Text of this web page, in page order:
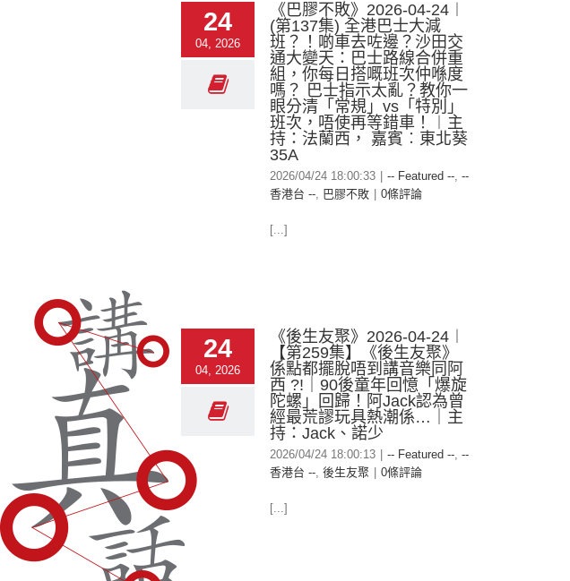
24
04, 2026
《巴膠不敗》2026-04-24︱
(第137集) 全港巴士大減
班？！啲車去咗邊？沙田交
通大變天：巴士路線合併重
組，你每日搭嘅班次仲喺度
嗎？ 巴士指示太亂？教你一
眼分清「常規」vs「特別」
班次，唔使再等錯車！︱主
持：法蘭西， 嘉賓︰東北葵
35A
2026/04/24 18:00:33 -- Featured --, --
香港台 --, 巴膠不敗 0條評論
[...]
24
04, 2026
《後生友聚》2026-04-24︱
【第259集】《後生友聚》
係點都擺脫唔到講音樂同阿
西 ?!｜90後童年回憶「爆旋
陀螺」回歸！阿Jack認為曾
經最荒謬玩具熱潮係…｜主
持：Jack、諾少
2026/04/24 18:00:13 -- Featured --, --
香港台 --, 後生友聚 0條評論
[...]